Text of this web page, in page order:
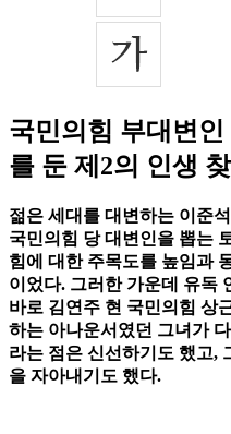
국민의힘 부대변
를 둔 제2의 인생
젊은 세대를 대변하는 이준
국민의힘 당 대변인을 뽑는
힘에 대한 주목도를 높임과
이었다. 그러한 가운데 유독
바로 김연주 현 국민의힘 상
하는 아나운서였던 그녀가
라는 점은 신선하기도 했고,
을 자아내기도 했다.